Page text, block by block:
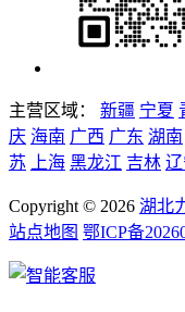
主营区域： 新疆 宁夏
庆 海南 广西 广东 湖南
苏 上海 黑龙江 吉林
Copyright © 2026 湖北
站点地图 鄂ICP备